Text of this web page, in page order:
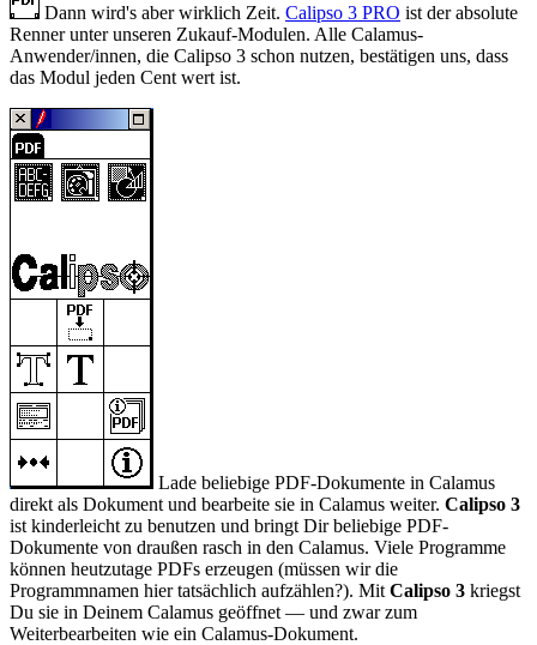
Dann wird's aber wirklich Zeit. Calipso 3 PRO ist der absolute
Renner unter unseren Zukauf-Modulen. Alle Calamus-
Anwender/innen, die Calipso 3 schon nutzen, bestätigen uns, dass
das Modul jeden Cent wert ist.
Lade beliebige PDF-Dokumente in Calamus
direkt als Dokument und bearbeite sie in Calamus weiter. Calipso 3
ist kinderleicht zu benutzen und bringt Dir beliebige PDF-
Dokumente von draußen rasch in den Calamus. Viele Programme
können heutzutage PDFs erzeugen (müssen wir die
Programmnamen hier tatsächlich aufzählen?). Mit Calipso 3 kriegst
Du sie in Deinem Calamus geöffnet — und zwar zum
Weiterbearbeiten wie ein Calamus-Dokument.